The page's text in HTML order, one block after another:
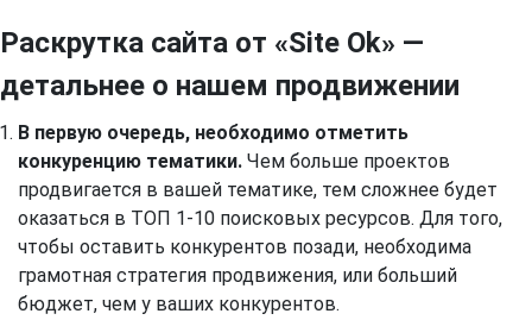
Раскрутка сайта от «Site Ok» —
детальнее о нашем продвижении
В первую очередь, необходимо отметить
конкуренцию тематики. Чем больше проектов
продвигается в вашей тематике, тем сложнее будет
оказаться в ТОП 1-10 поисковых ресурсов. Для того,
чтобы оставить конкурентов позади, необходима
грамотная стратегия продвижения, или больший
бюджет, чем у ваших конкурентов.